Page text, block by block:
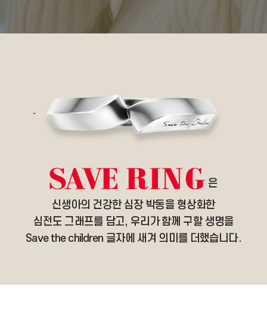
은
신생아의 건강한 심장 박동을 형상화한
심전도 그래프를 담고, 우리가 함께 구할 생명을
Save the children 글자에 새겨 의미를 더했습니다.